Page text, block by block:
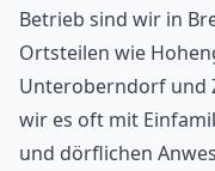
Betrieb sind wir in
Ortsteilen wie
Unteroberndorf und
wir es oft mit
und dörflichen